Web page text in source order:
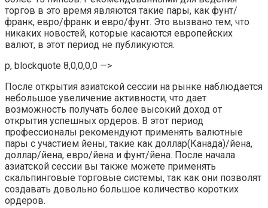
торгов в это время являются такие пары, как фунт/
франк, евро/франк и евро/фунт. Это вызвано тем, что
никаких новостей, которые касаются европейских
валют, в этот период не публикуются.
p, blockquote 8,0,0,0,0 —>
После открытия азиатской сессии на рынке наблюдается
небольшое увеличение активности, что дает
возможность получать более высокий доход от
открытия успешных ордеров. В этот период
профессионалы рекомендуют применять валютные
пары с участием йены, такие как доллар(Канада)/йена,
доллар/йена, евро/йена и фунт/йена. После начала
азиатской сессии вы также можете применять
скальпинговые торговые системы, так как они позволят
создавать довольно большое количество коротких
ордеров.